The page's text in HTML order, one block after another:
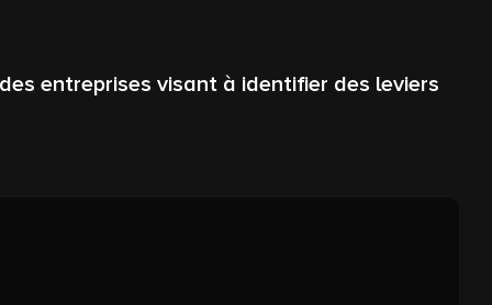
entreprises visant à identifier des leviers